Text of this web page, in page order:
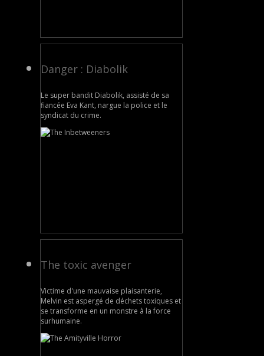
Danger : Diabolik
Le super bandit Diabolik, assisté de sa
fiancée Eva Kant, nargue la police et le
syndicat du crime.
The toxic avenger
Victime d'une mauvaise plaisanterie,
Melvin est aspergé de déchets toxiques et
se transforme en un monstre à la force
surhumaine.